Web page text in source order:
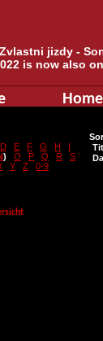
jizdy -
is now also
Home
D E F G H
I
) O P Q R
S
Y Z 0-9